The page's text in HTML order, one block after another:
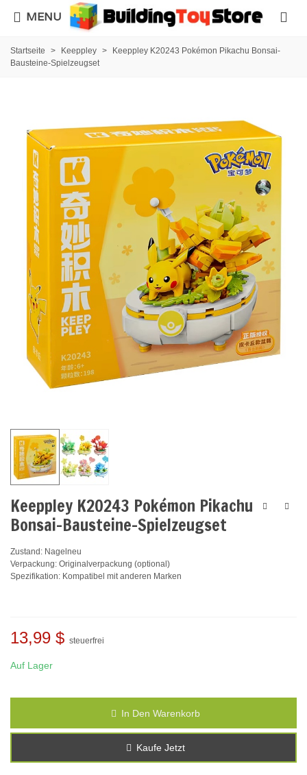
MENU
Startseite > Keeppley >
Keeppley K20243 Pokémon Pikachu Bonsai-
Bausteine-Spielzeugset
Keeppley K20243 Pokémon Pikachu
Bonsai-Bausteine-Spielzeugset
Zustand: Nagelneu
Verpackung: Originalverpackung (optional)
Spezifikation: Kompatibel mit anderen Marken
13,99 $ steuerfrei
Auf Lager
In Den Warenkorb
Kaufe Jetzt